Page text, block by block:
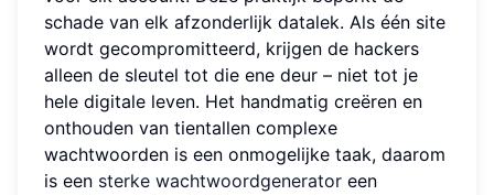
schade van elk afzonderlijk datalek. Als één site
wordt gecompromitteerd, krijgen de hackers
alleen de sleutel tot die ene deur – niet tot je
hele digitale leven. Het handmatig creëren en
onthouden van tientallen complexe
wachtwoorden is een onmogelijke taak, daarom
is een sterke wachtwoordgenerator een